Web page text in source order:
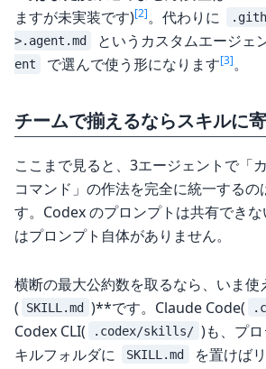
ますが未実装です)[2]。代わりに
>.agent.md
というカスタムエージェ
ent
で選んで使う形になります[3]。
チームで揃えるならスキルに
ここまで見ると、3エージェントで「
コマンド」の作法を完全に統一するの
す。Codex のプロンプトは共有でき
はプロンプト自体がありません。
横断の最大公約数を取るなら、いま
(
SKILL.md )**です。Claude Code(
Codex CLI(
.codex/skills/ )も、プ
キルフォルダに
SKILL.md
を置けば